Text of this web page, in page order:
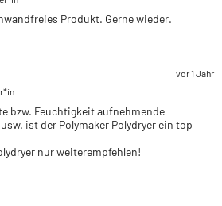
Produkt. Gerne wieder.
vor 1 Jahr
bzw. Feuchtigkeit aufnehmende
ist der Polymaker Polydryer ein top
nur weiterempfehlen!